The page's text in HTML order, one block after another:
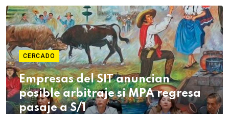
CERCADO
Empresas del SIT anuncian
posible arbitraje si MPA regresa
pasaje a S/1